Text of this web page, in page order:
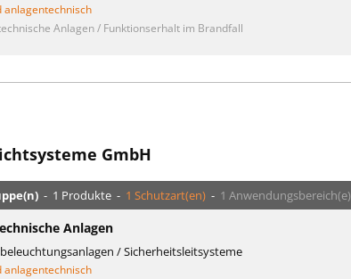
anlagentechnisch
Anlagen / Funktionserhalt im Brandfall
GmbH
- 1 Produkte - 1 Schutzart(en)- 1 Anwendungsbereich(e)
Anlagen
/ Sicherheitsleitsysteme
anlagentechnisch